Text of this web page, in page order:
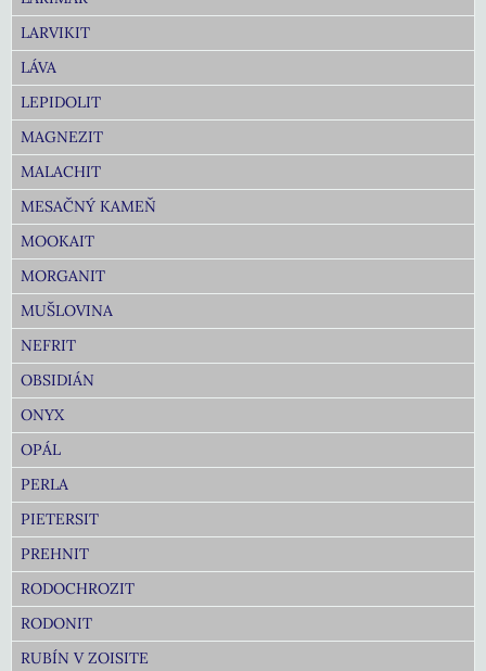
LARVIKIT
LÁVA
LEPIDOLIT
MAGNEZIT
MALACHIT
MESAČNÝ KAMEŇ
MOOKAIT
MORGANIT
MUŠLOVINA
NEFRIT
OBSIDIÁN
ONYX
OPÁL
PERLA
PIETERSIT
PREHNIT
RODOCHROZIT
RODONIT
RUBÍN V ZOISITE